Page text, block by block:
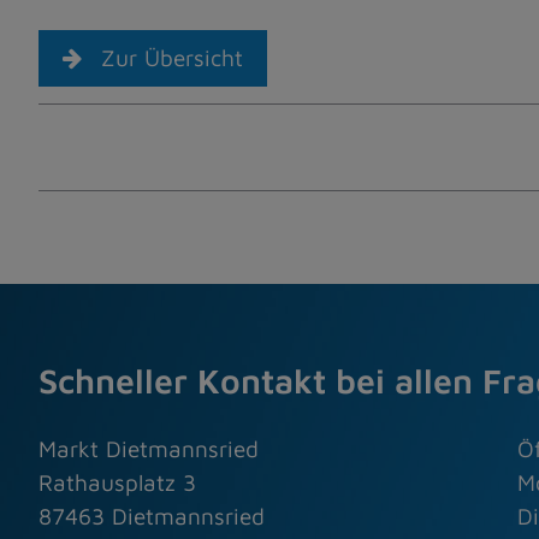
Zur Übersicht
Schneller Kontakt bei allen
Markt Dietmannsried
Rathausplatz 3
87463 Dietmannsried